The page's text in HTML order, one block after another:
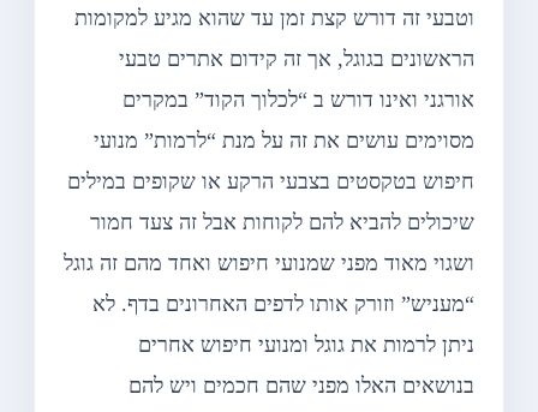
וטבעי זה דורש קצת זמן עד שהוא מגיע למקומות
הראשונים בגוגל, אך זה קידום אתרים טבעי
אורגני ואינו דורש ב “לכלוך הקוד” במקרים
מסוימים עושים את זה על מנת “לרמות” מנועי
חיפוש בטקסטים בצבעי הרקע או שקופים במילים
שיכולים להביא להם לקוחות אבל זה צעד חמור
ושגוי מאוד מפני שמנועי חיפוש ואחד מהם זה גוגל
“מעניש” וזורק אותו לדפים האחרונים בדף. לא
ניתן לרמות את גוגל ומנועי חיפוש אחרים
בנושאים האלו מפני שהם חכמים ויש להם